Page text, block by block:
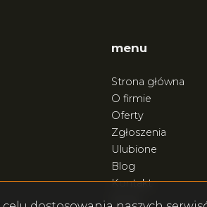
menu
Strona główna
O firmie
Oferty
Zgłoszenia
Ulubione
Blog
Kontakt